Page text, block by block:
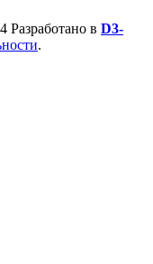
Разработано в D3-
.